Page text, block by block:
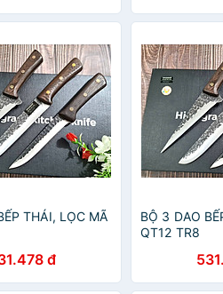
THÁI, LỌC MÃ
đ
BỘ 3 DAO
QT12 TR8